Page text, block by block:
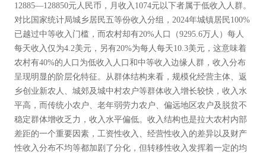
12885—128850元人民币，月收入1074元以下者属于低收入人群。
对比国家统计局城乡居民五等份收入分组，2024年城镇居民100%
已越过中等收入门槛，而农村却有20%人口（9295.6万人）每人
每天收入仅为4.2美元，另有20%为每人每天10.3美元，这意味着
农村有40%的人口为低收入人口和中等收入边缘人群，收入分布
呈现明显的阶层化特征。从群体结构来看，规模化经营主体、返
乡创业新农人、城郊及城中村农户等群体收入增长较快，收入水
平高，而传统小农户、老年弱劳力农户、偏远地区农户及脱贫不
稳定群体增收乏力，收入水平偏低。收入结构也是拉大农村内部
差距的一个重要因素，工资性收入、经营性收入的差异以及财产
性收入分布不均等都加剧了分化，但转移性收入发挥着一定的均